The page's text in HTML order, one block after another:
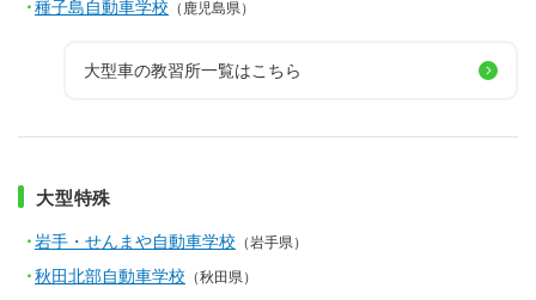
種子島自動車学校 （鹿児島県）
大型車の教習所一覧はこちら
大型特殊
岩手・せんまや自動車学校 （岩手県）
秋田北部自動車学校 （秋田県）